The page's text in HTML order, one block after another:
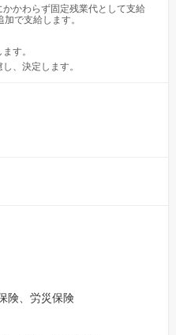
かわらず固定残業代として支給
で支給します。
す。
、決定します。
険、労災保険